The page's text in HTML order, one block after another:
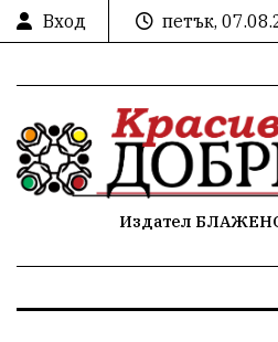
Вход
петък,
Издател